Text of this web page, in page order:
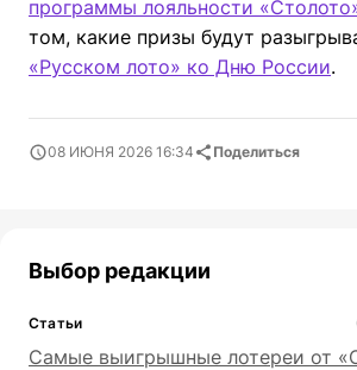
программы лояльности
том, какие призы будут
«Русском лото» ко Дню России.
08 ИЮНЯ 2026 16:34 Поделиться
Выбор редакции
Статьи
Самые выигрышные лотереи от